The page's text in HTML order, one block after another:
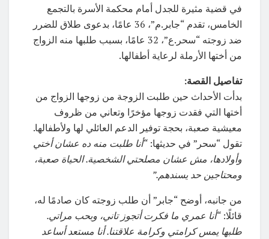
في قضية مثيرة للجدل أمام محكمة الأسرة بالتجمع
الخامس، تقدم “جابر.م”، 36 عامًا، بدعوى طلاق للضرر
ضد زوجته “سحر.ع”، 32 عامًا، بسبب طلبها منه الزواج
من أختها الأرملة لرعاية أطفالها.
تفاصيل القصة:
بدأت الأحداث حين طلبت الزوجة من زوجها الزواج من
أختها التي فقدت زوجها مؤخرًا وتعاني من ظروف
معيشية صعبة، بحجة توفير الدعم العائلي لها ولأطفالها.
تقول “سحر” في حديثها:“أنا طلبت منه ده عشان أختي
وأولادها، مش عشان مصلحتي الشخصية. الحياة صعبة،
ومحتاجين حد يسندهم.”
من جانبه، أوضح “جابر” أن طلب زوجته كان صادمًا له،
قائلًا:“أنا عمري ما فكرت أتجوز تاني، وبحب مراتي.
طلبها يمس كرامتي وكرامة علاقتنا. أنا مستعد أساعد